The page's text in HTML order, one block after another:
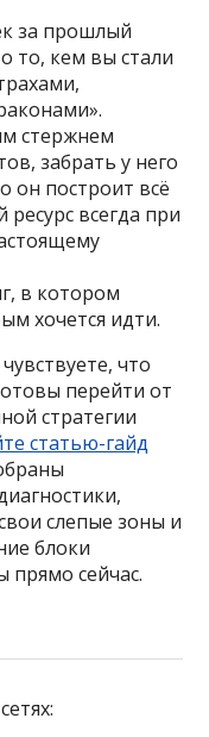
за прошлый
то, кем вы стали
стержнем
забрать у него
он построит всё
всегда при
в котором
хочется идти.
что
перейти от
стратегии
статью-гайд
слепые зоны и
блоки
прямо сейчас.